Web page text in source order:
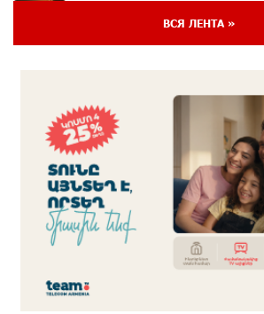
солнечной энергии
Idram и IDBank - рядом со
Startup Summit
В мобильном приложении
зарегистрироваться также с
ВСЯ ЛЕНТА »